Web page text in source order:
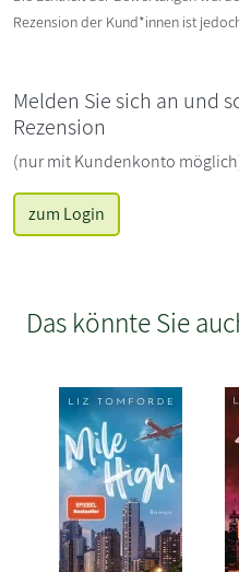
Rezension der Kund*innen ist
Melden Sie sich an und
Rezension
(nur mit Kundenkonto
zum Login
Das könnte Sie